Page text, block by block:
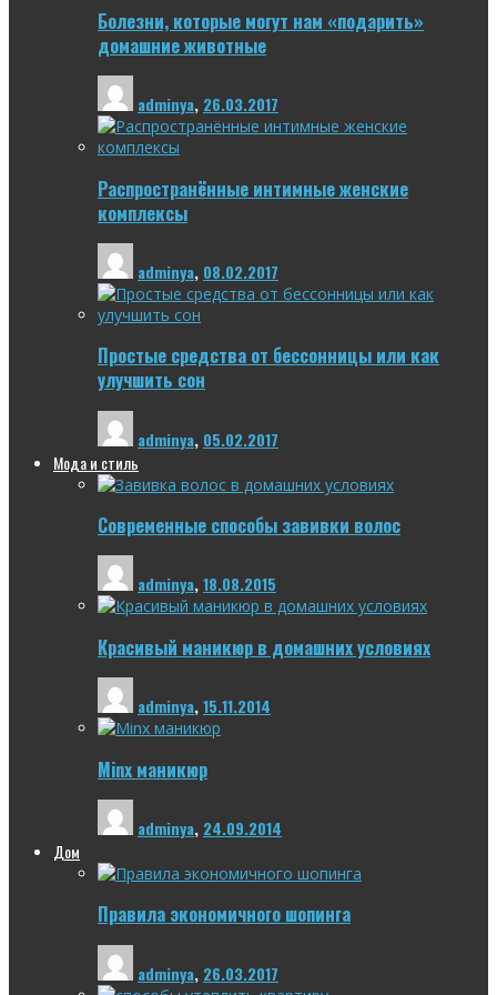
Болезни, которые могут нам «подарить»
домашние животные
adminya, 26.03.2017
Распространённые интимные женские
комплексы
adminya, 08.02.2017
Простые средства от бессонницы или как
улучшить сон
adminya, 05.02.2017
Мода и стиль
Современные способы завивки волос
adminya,18.08.2015
Красивый маникюр в домашних условиях
adminya,15.11.2014
Minx маникюр
adminya, 24.09.2014
Дом
Правила экономичного шопинга
adminya, 26.03.2017